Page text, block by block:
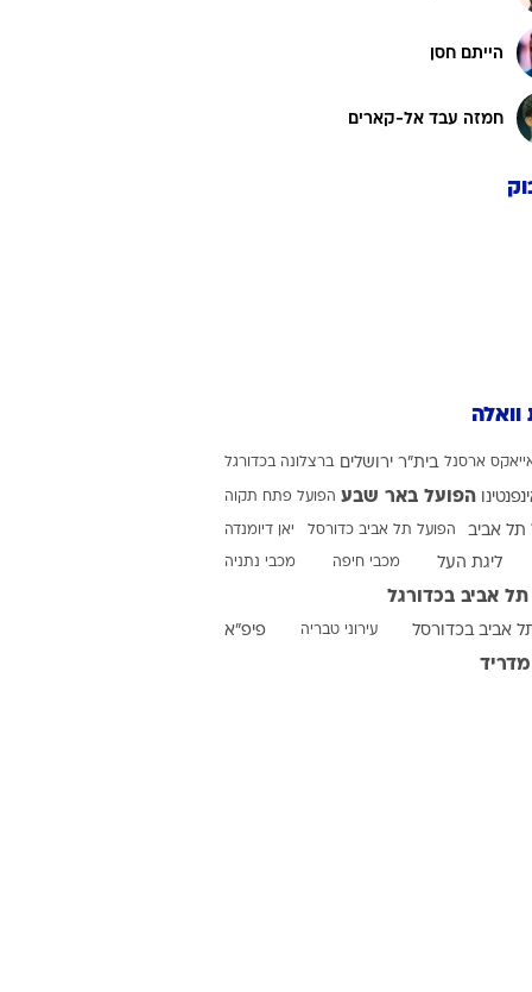
הייתם חסן
חמזה עבד אל-קארים
וואלה
ארסנל בית"ר ירושלים ברצלונה בכדורגל
הפועל באר שבע הפועל פתח תקוה
תל אביב הפועל תל אביב כדורסל יאן דיומנדה
ליגת העל מכבי חיפה מכבי נתניה
אביב בכדורגל
אביב בכדורסל עירוני טבריה פיפ"א